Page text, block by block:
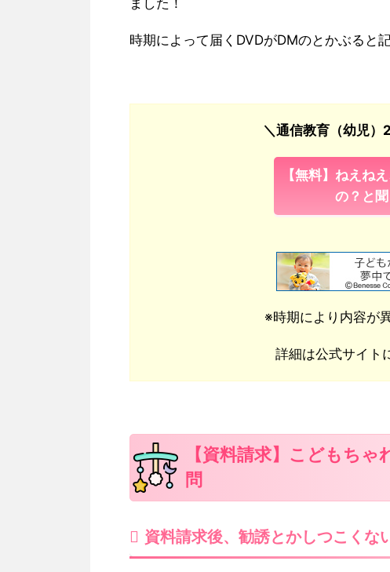
時期によって届くDVDがDMのとかぶると
＼通信教育（幼児）
【無料】ねえね
の？と
※時期により内容が
詳細は公式サイト
【資料請求】こどもち
問
資料請求後、勧誘とかしつこくな